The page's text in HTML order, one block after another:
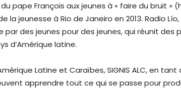
pape François aux jeunes à « faire du bruit »
jeunesse à Rio de Janeiro en 2013. Radio
des jeunes pour des jeunes, qui réunit des
d’Amérique latine.
Latine et Caraïbes, SIGNIS ALC, en
apprendre tout ce qui se passe pour